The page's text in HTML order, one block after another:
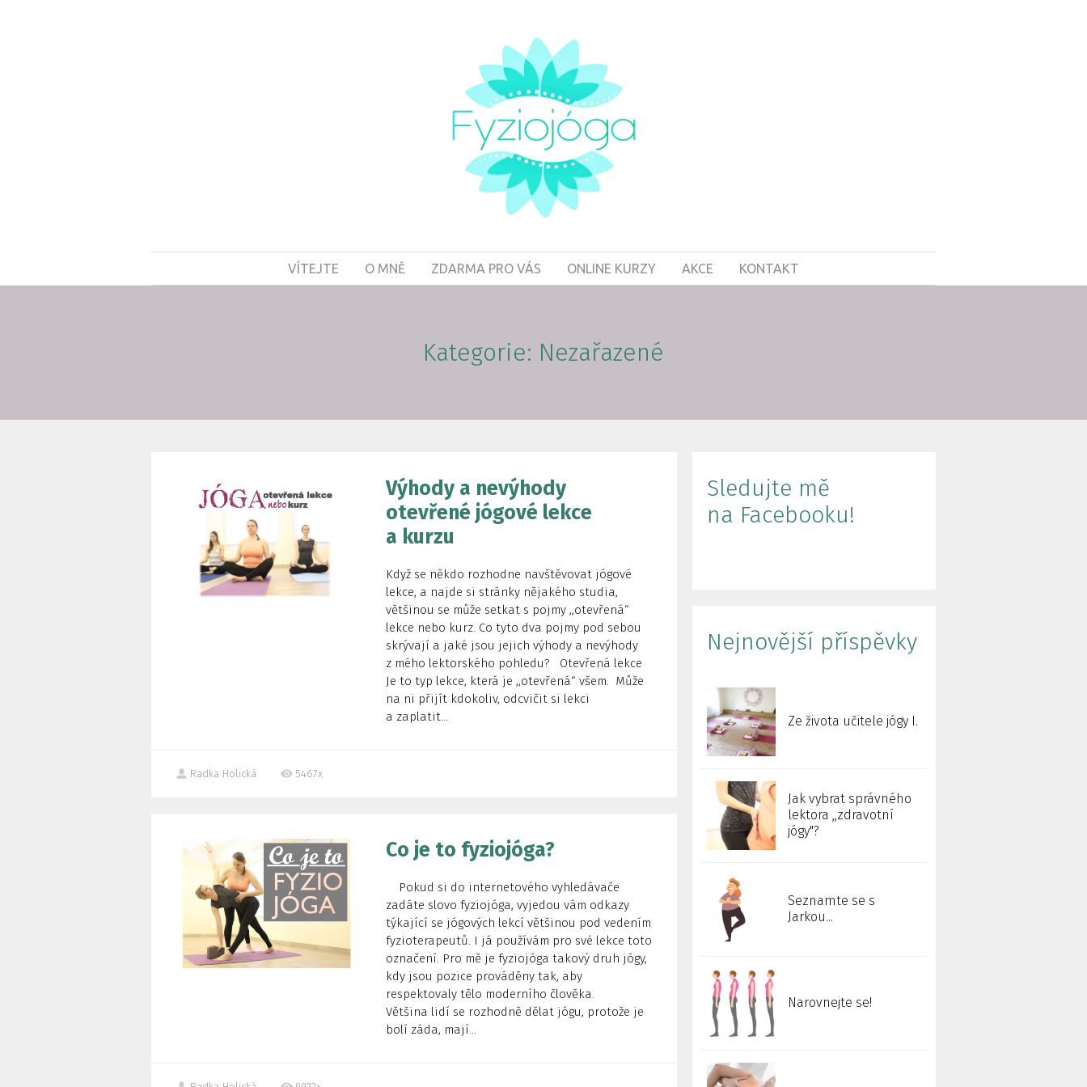
VÍTEJTE O MNĚ ZDARMA PRO VÁS ONLINE KURZY AKCE KONTAKT
Kategorie: Nezařazené
Výhody a nevýhody
otevřené jógové lekce
a kurzu
Když se někdo rozhodne navštěvovat jógové
lekce, a najde si stránky nějakého studia,
většinou se může setkat s pojmy ,,otevřená“
lekce nebo kurz. Co tyto dva pojmy pod sebou
skrývají a jaké jsou jejich výhody a nevýhody
z mého lektorského pohledu? Otevřená lekce
Je to typ lekce, která je ,,otevřená“ všem. Může
na ni přijít kdokoliv, odcvičit si lekci
a zaplatit...
Radka Holická 5467x
Co je to fyziojóga?
Pokud si do internetového vyhledávače
zadáte slovo fyziojóga, vyjedou vám odkazy
týkající se jógových lekcí většinou pod vedením
fyzioterapeutů. I já používám pro své lekce toto
označení. Pro mě je fyziojóga takový druh jógy,
kdy jsou pozice prováděny tak, aby
respektovaly tělo moderního člověka.
Většina lidí se rozhodně dělat jógu, protože je
bolí záda, mají...
Sledujte mě
na Facebooku!
Nejnovější příspěvky
Ze života učitele jógy I.
Jak vybrat správného
lektora ,,zdravotní
jógy"?
Seznamte se s
Jarkou...
Narovnejte se!